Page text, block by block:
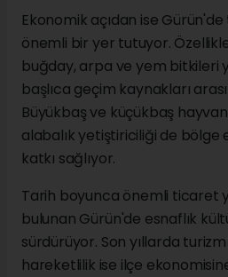
Ekonomik açıdan ise
önemli bir yer tutuyor.
buğday, arpa ve yem bitkileri
başlıca geçim kaynakları
Büyükbaş ve küçükbaş
alabalık yetiştiriciliği de bölge
katkı sağlıyor.
Tarih boyunca önemli ticaret
bulunan Gürün'de esnaflık
sürdürüyor. Son yıllarda
hareketlilik ise ilçe